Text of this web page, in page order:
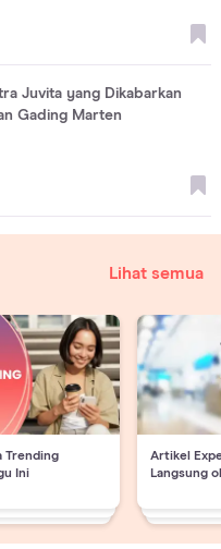
Juvita yang Dikabarkan
Gading Marten
Lihat semua
Trending
Ini
Artikel
Langsung